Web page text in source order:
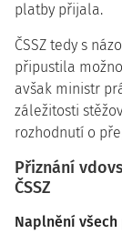
platby přijala.
ČSSZ tedy s
připustila
avšak ministr
záležitosti
rozhodnutí o
Přiznání
ČSSZ
Naplnění